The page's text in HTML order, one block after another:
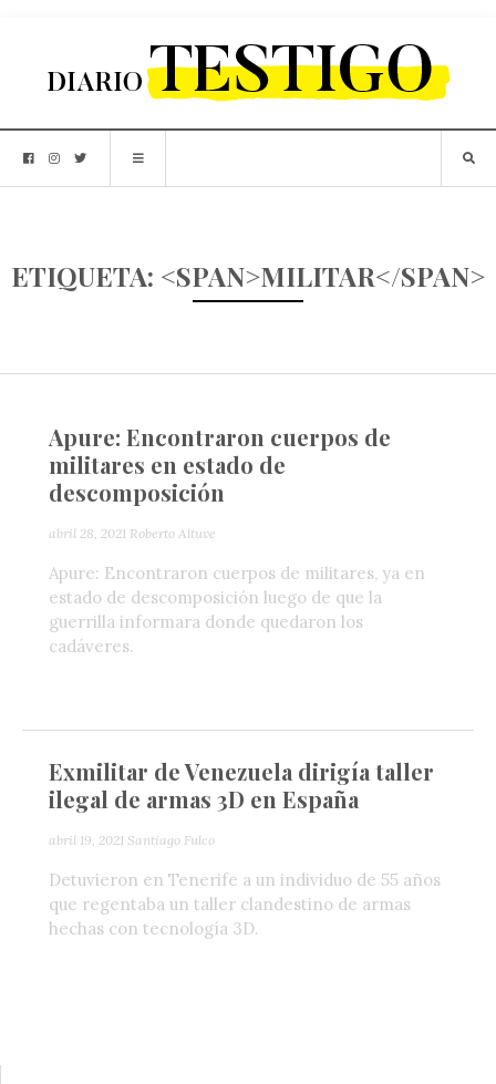
ETIQUETA: <SPAN>MILITAR</SPAN>
Apure: Encontraron cuerpos de
militares en estado de
descomposición
abril 28, 2021 Roberto Altuve
Apure: Encontraron cuerpos de militares, ya en
estado de descomposición luego de que la
guerrilla informara donde quedaron los
cadáveres.
Exmilitar de Venezuela dirigía taller
ilegal de armas 3D en España
abril 19, 2021 Santiago Fulco
Detuvieron en Tenerife a un individuo de 55 años
que regentaba un taller clandestino de armas
hechas con tecnología 3D.